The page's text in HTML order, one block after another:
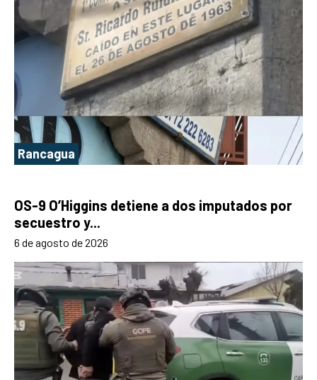
Rancagua
OS-9 O’Higgins detiene a dos imputados por
secuestro y...
6 de agosto de 2026